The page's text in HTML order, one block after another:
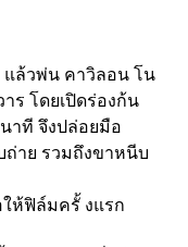
แล้วพ่น คาวิลอน โน
ร โดยเปิดร่องก้น
าที จึงปล่อยมือ
าย รวมถึงขาหนีบ
ห้ฟิล์มครั้ งแรก